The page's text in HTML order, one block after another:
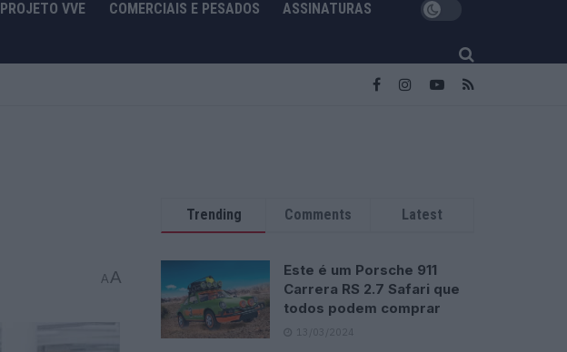
PROJETO VVE COMERCIAIS E PESADOS ASSINATURAS
AA
Trending Comments Latest
Este é um Porsche 911
Carrera RS 2.7 Safari que
todos podem comprar
13/03/2024